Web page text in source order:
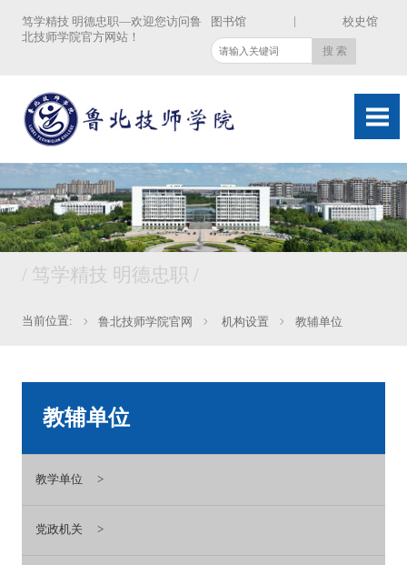
笃学精技 明德忠职—欢迎您访问鲁
北技师学院官方网站！
图书馆 | 校史馆
/ 笃学精技 明德忠职 /
当前位置: 鲁北技师学院官网 机构设置 教辅单位
教辅单位
教学单位
党政机关